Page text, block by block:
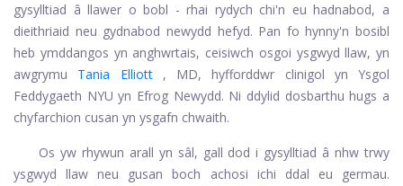
gysylltiad â llawer o bobl - rhai rydych chi'n eu hadnabod, a
dieithriaid neu gydnabod newydd hefyd. Pan fo hynny'n bosibl
heb ymddangos yn anghwrtais, ceisiwch osgoi ysgwyd llaw, yn
awgrymu
Tania Elliott
, MD, hyfforddwr clinigol yn Ysgol
Feddygaeth NYU yn Efrog Newydd. Ni ddylid dosbarthu hugs a
chyfarchion cusan yn ysgafn chwaith.
Os yw rhywun arall yn sâl, gall dod i gysylltiad â nhw trwy
ysgwyd llaw neu gusan boch achosi ichi ddal eu germau.